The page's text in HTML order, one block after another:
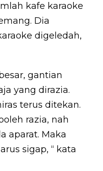
kafe karaoke
Dia
digeledah,
gantian
yang dirazia.
terus ditekan.
razia, nah
aparat. Maka
sigap, “ kata